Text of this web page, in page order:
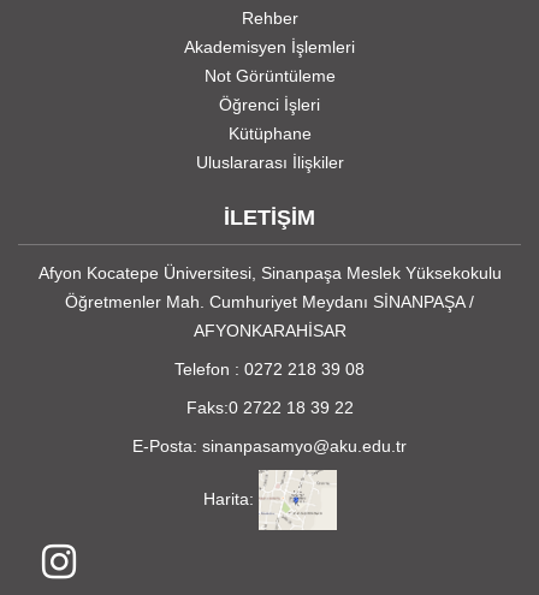
Rehber
Akademisyen İşlemleri
Not Görüntüleme
Öğrenci İşleri
Kütüphane
Uluslararası İlişkiler
İLETİŞİM
Afyon Kocatepe Üniversitesi, Sinanpaşa Meslek Yüksekokulu
Öğretmenler Mah. Cumhuriyet Meydanı SİNANPAŞA /
AFYONKARAHİSAR
Telefon : 0272 218 39 08
Faks:0 2722 18 39 22
E-Posta: sinanpasamyo@aku.edu.tr
Harita: